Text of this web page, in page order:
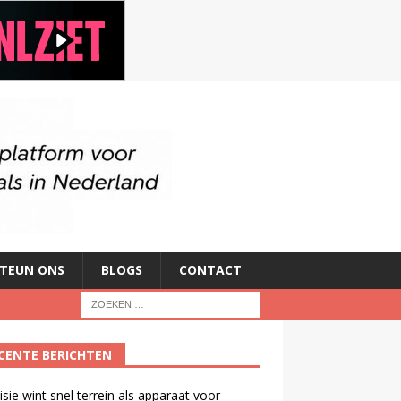
ONS BLOGS CONTACT
BERICHTEN
wint snel terrein als apparaat voor